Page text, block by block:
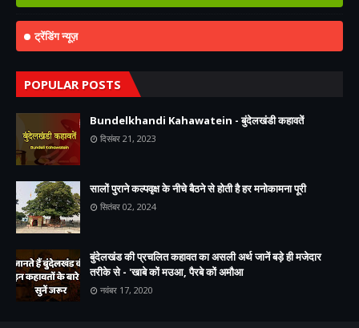
ट्रेंडिंग न्यूज़
POPULAR POSTS
Bundelkhandi Kahawatein - बुंदेलखंडी कहावतें
दिसंबर 21, 2023
सालों पुराने कल्पवृक्ष के नीचे बैठने से होती है हर मनोकामना पूरी
सितंबर 02, 2024
बुंदेलखंड की प्रचलित कहावत का असली अर्थ जानें बड़े ही मजेदार
तरीके से - 'खाबे कों मउआ, पैरबे कों अमौआ
नवंबर 17, 2020